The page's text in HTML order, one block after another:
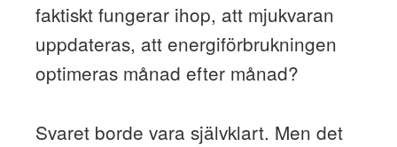
faktiskt fungerar ihop, att mjukvaran
uppdateras, att energiförbrukningen
optimeras månad efter månad?
Svaret borde vara självklart. Men det